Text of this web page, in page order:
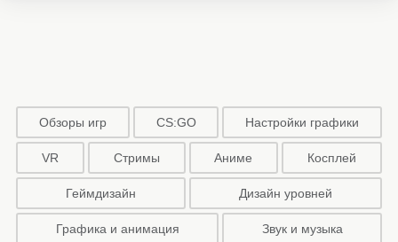
Обзоры игр CS:GO Настройки графики
VR Стримы Аниме Косплей
Геймдизайн Дизайн уровней
Графика и анимация Звук и музыка